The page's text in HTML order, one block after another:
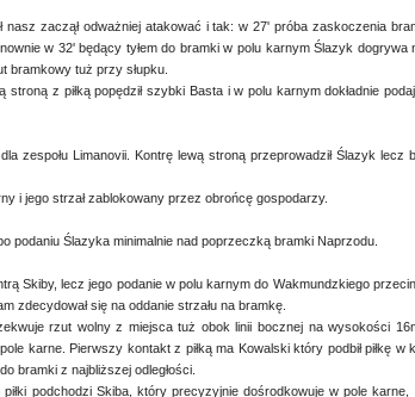
nasz zaczął odważniej atakować i tak: w 27' próba zaskoczenia
w 32' będący tyłem do bramki w polu karnym Ślazyk dogrywa
bramkowy tuż przy słupku.
stroną z piłką popędził szybki Basta i w polu karnym dokładnie
zespołu Limanovii. Kontrę lewą stroną przeprowadził Ślazyk
i jego strzał zablokowany przez obrońcę gospodarzy.
podaniu Ślazyka minimalnie nad poprzeczką bramki Naprzodu.
Skiby, lecz jego podanie w polu karnym do Wakmundzkiego
zdecydował się na oddanie strzału na bramkę.
rzut wolny z miejsca tuż obok linii bocznej na wysokości
karne. Pierwszy kontakt z piłką ma Kowalski który podbił piłkę
bramki z najbliższej odległości.
podchodzi Skiba, który precyzyjnie dośrodkowuje w pole